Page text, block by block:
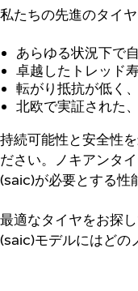
私たちの先進のタイ
あらゆる状況下で
卓越したトレッド
転がり抵抗が低く
北欧で実証された
持続可能性と安全性
ださい。ノキアンタ
(saic)が必要とする性
最適なタイヤをお探
(saic)モデルにはどの